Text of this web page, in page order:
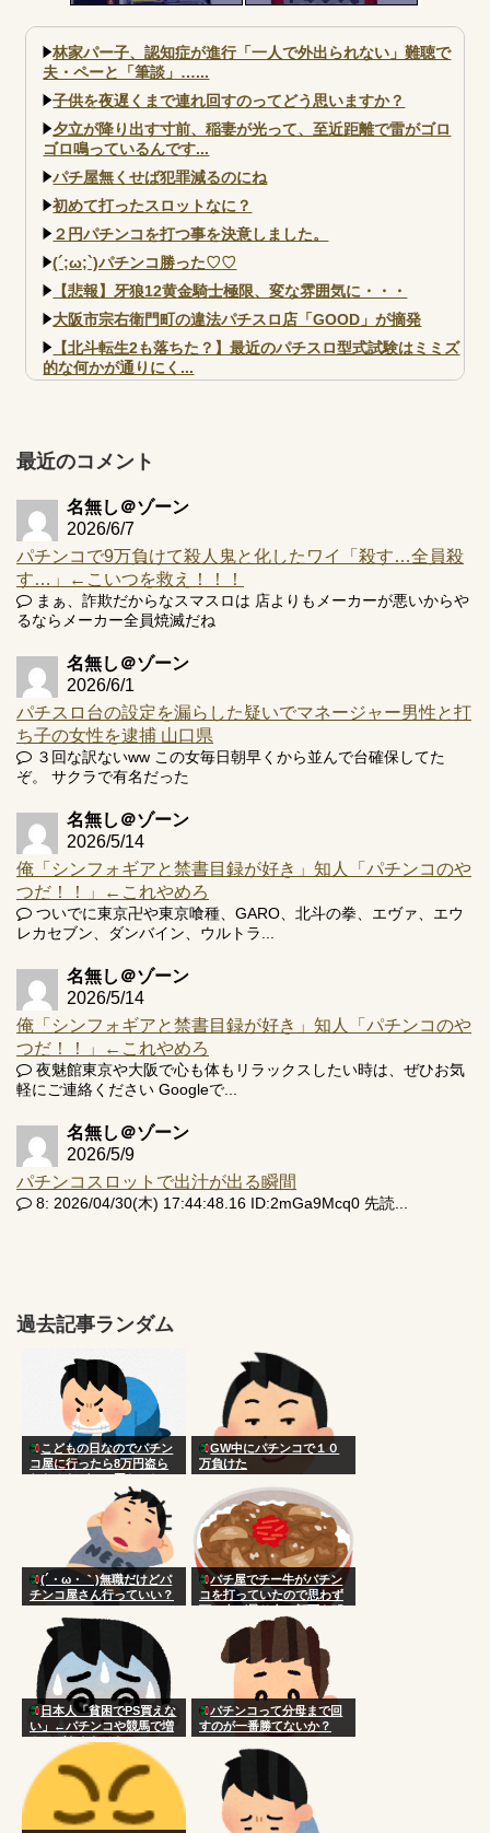
林家パー子、認知症が進行「一人で外出られない」難聴で
夫・ペーと「筆談」…...
子供を夜遅くまで連れ回すのってどう思いますか？
夕立が降り出す寸前、稲妻が光って、至近距離で雷がゴロ
ゴロ鳴っているんです...
パチ屋無くせば犯罪減るのにね
初めて打ったスロットなに？
２円パチンコを打つ事を決意しました。
(´;ω;`)パチンコ勝った♡♡
【悲報】牙狼12黄金騎士極限、変な雰囲気に・・・
大阪市宗右衛門町の違法パチスロ店「GOOD」が摘発
【北斗転生2も落ちた？】最近のパチスロ型式試験はミミズ
的な何かが通りにく...
井の軽い絆？
Powered by livedoor 相互RSS
最近のコメント
名無し＠ゾーン
2026/6/7
パチンコで9万負けて殺人鬼と化したワイ「殺す…全員殺
す…」←こいつを救え！！！
まぁ、詐欺だからなスマスロは 店よりもメーカーが悪いからや
るならメーカー全員焼滅だね
名無し＠ゾーン
2026/6/1
パチスロ台の設定を漏らした疑いでマネージャー男性と打
ち子の女性を逮捕 山口県
３回な訳ないww この女毎日朝早くから並んで台確保してた
ぞ。 サクラで有名だった
名無し＠ゾーン
2026/5/14
俺「シンフォギアと禁書目録が好き」知人「パチンコのや
つだ！！」←これやめろ
ついでに東京卍や東京喰種、GARO、北斗の拳、エヴァ、エウ
レカセブン、ダンバイン、ウルトラ...
名無し＠ゾーン
2026/5/14
俺「シンフォギアと禁書目録が好き」知人「パチンコのや
つだ！！」←これやめろ
夜魅館東京や大阪で心も体もリラックスしたい時は、ぜひお気
軽にご連絡ください Googleで...
名無し＠ゾーン
2026/5/9
パチンコスロットで出汁が出る瞬間
8: 2026/04/30(木) 17:44:48.16 ID:2mGa9Mcq0 先読...
過去記事ランダム
こどもの日なのでパチン
コ屋に行ったら8万円盗ら
れたんだがこの国おかしい
GW中にパチンコで１０
万負けた
(´・ω・｀)無職だけどパ
チンコ屋さん行っていい？
パチ屋でチー牛がパチン
コを打っていたので思わず
頭に血が昇り台に顔面を叩
きつけた
日本人「貧困でPS買えな
い」←パチンコや競馬で増
やせばええだけなのにアホ
パチンコって分母まで回
すのが一番勝てないか？